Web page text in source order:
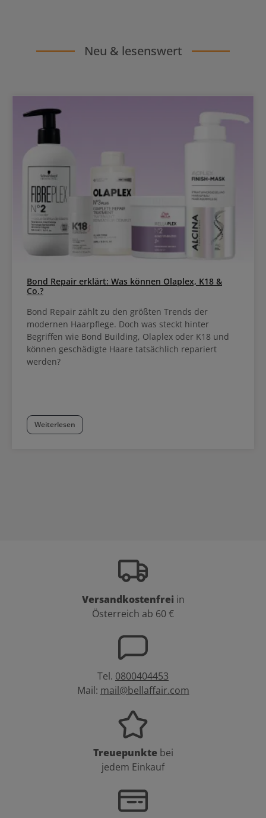
Neu & lesenswert
Bond Repair erklärt: Was können Olaplex, K18 &
Co.?
Bond Repair zählt zu den größten Trends der
modernen Haarpflege. Doch was steckt hinter
Begriffen wie Bond Building, Olaplex oder K18 und
können geschädigte Haare tatsächlich repariert
werden?
Weiterlesen
Versandkostenfrei in
Österreich ab 60 €
Tel. 0800404453
Mail: mail@bellaffair.com
Treuepunkte bei
jedem Einkauf